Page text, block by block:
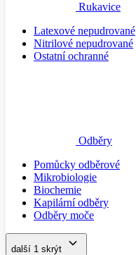
Rukavice
Latexové nepudrované
Nitrilové nepudrované
Ostatní ochranné
Odběry
Pomůcky odběrové
Mikrobiologie
Biochemie
Kapilární odběry
Odběry moče
další 1 skrýt